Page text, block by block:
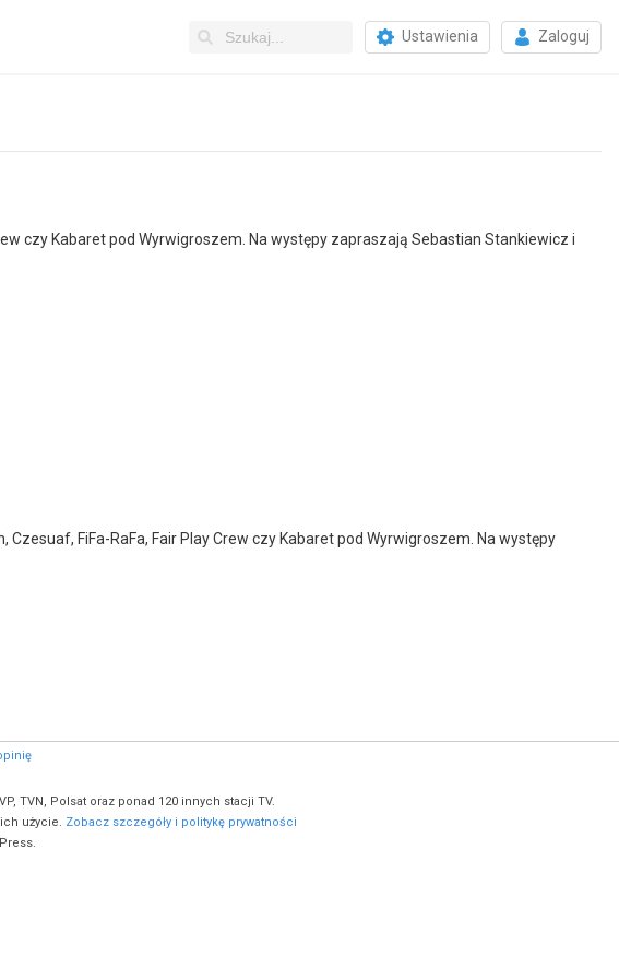
Ustawienia Zaloguj
czy Kabaret pod Wyrwigroszem. Na występy zapraszają Sebastian Stankiewicz i
FiFa-RaFa, Fair Play Crew czy Kabaret pod Wyrwigroszem. Na występy
TVN, Polsat oraz ponad 120 innych stacji TV.
użycie. Zobacz szczegóły i politykę prywatności